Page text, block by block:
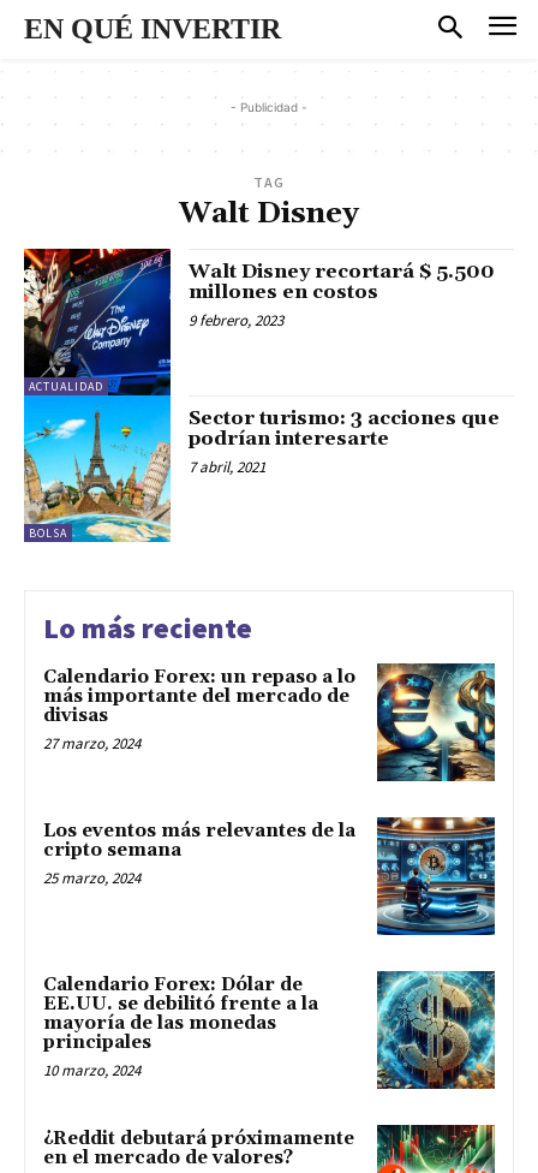
EN QUÉ INVERTIR
- Publicidad -
TAG
Walt Disney
ACTUALIDAD
Walt Disney recortará $ 5.500
millones en costos
9 febrero, 2023
BOLSA
Sector turismo: 3 acciones que
podrían interesarte
7 abril, 2021
Lo más reciente
Calendario Forex: un repaso a lo
más importante del mercado de
divisas
27 marzo, 2024
Los eventos más relevantes de la
cripto semana
25 marzo, 2024
Calendario Forex: Dólar de
EE.UU. se debilitó frente a la
mayoría de las monedas
principales
10 marzo, 2024
¿Reddit debutará próximamente
en el mercado de valores?